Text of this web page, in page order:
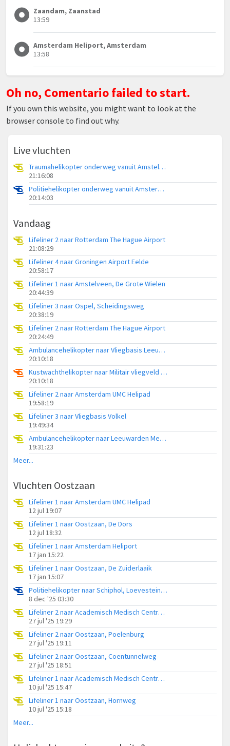
Zaandam, Zaanstad
13:59
Amsterdam Heliport, Amsterdam
13:58
Oh no, Comentario failed to start.
If you own this website, you might want to look at the
browser console to find out why.
Live vluchten
Traumahelikopter onderweg vanuit Amstelveen
21:16:08
Politiehelikopter onderweg vanuit Amsterdam Vliegveld Schiphol
20:14:03
Vandaag
Lifeliner 2 naar Rotterdam The Hague Airport
21:08:29
Lifeliner 4 naar Groningen Airport Eelde
20:58:17
Lifeliner 1 naar Amstelveen, De Grote Wielen
20:44:39
Lifeliner 3 naar Ospel, Scheidingsweg
20:38:19
Lifeliner 2 naar Rotterdam The Hague Airport
20:24:49
Ambulancehelikopter naar Vliegbasis Leeuwarden
20:10:18
Kustwachthelikopter naar Militair vliegveld De Kooy / Den Helder Airport
20:10:18
Lifeliner 2 naar Amsterdam UMC Helipad
19:58:19
Lifeliner 3 naar Vliegbasis Volkel
19:49:34
Ambulancehelikopter naar Leeuwarden Medical Center Heliport
19:31:23
Meer...
Vluchten Oostzaan
Lifeliner 1 naar Amsterdam UMC Helipad
12 jul 19:07
Lifeliner 1 naar Oostzaan, De Dors
12 jul 18:32
Lifeliner 1 naar Amsterdam Heliport
17 jan 15:22
Lifeliner 1 naar Oostzaan, De Zuiderlaaik
17 jan 15:07
Politiehelikopter naar Schiphol, Loevesteinse Randweg
8 dec '25 03:30
Lifeliner 2 naar Academisch Medisch Centrum (AMC), Roemersloot
27 jul '25 19:29
Lifeliner 2 naar Oostzaan, Poelenburg
27 jul '25 19:11
Lifeliner 2 naar Oostzaan, Coentunnelweg
27 jul '25 18:51
Lifeliner 1 naar Academisch Medisch Centrum (AMC), Twiskeweg
10 jul '25 15:47
Lifeliner 1 naar Oostzaan, Hornweg
10 jul '25 15:18
Meer...